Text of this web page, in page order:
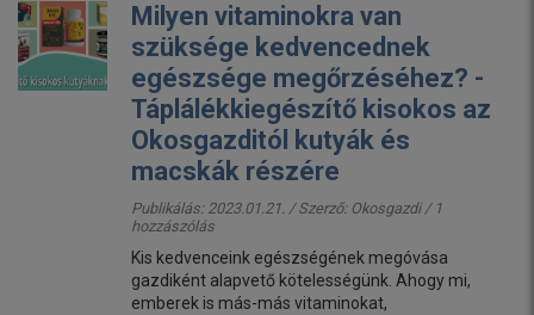
Milyen vitaminokra van
szüksége kedvencednek
egészsége megőrzéséhez? -
Táplálékkiegészítő kisokos az
Okosgazditól kutyák és
macskák részére
Publikálás: 2023.01.21. / Szerző: Okosgazdi / 1
hozzászólás
Kis kedvenceink egészségének megóvása
gazdiként alapvető kötelességünk. Ahogy mi,
emberek is más-más vitaminokat,